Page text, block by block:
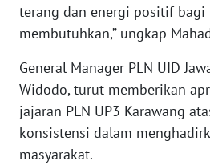
terang dan energi positif bagi
membutuhkan,” ungkap
General Manager PLN UID
Widodo, turut memberikan
jajaran PLN UP3 Karawang
konsistensi dalam
masyarakat.
WN
RIAU
WN
SERAMBI
WN